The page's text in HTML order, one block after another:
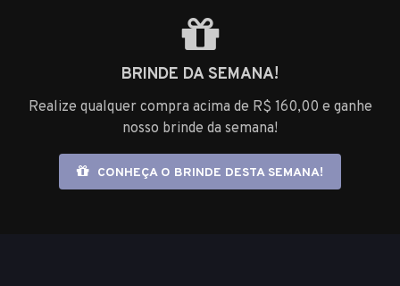
BRINDE DA SEMANA!
Realize qualquer compra acima de R$ 160,00 e ganhe
nosso brinde da semana!
CONHEÇA O BRINDE DESTA SEMANA!